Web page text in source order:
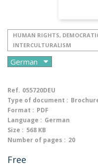
HUMAN RIGHTS,
INTERCULTURALISM
Ref. 055720DEU
Type of document :
Format : PDF
Language : German
Size : 568 KB
Number of pages : 20
Free